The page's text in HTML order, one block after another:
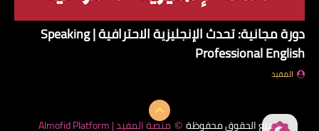
دورة مجانية: تحدث الإنجليزية الاحترافية | Speaking
Professional English
المفيد
جميع الحقوق محفوظة © منصة المفيد | Almofid Platform